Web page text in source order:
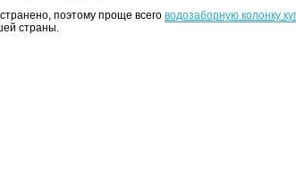
поэтому проще всего водозаборную колонку
страны.